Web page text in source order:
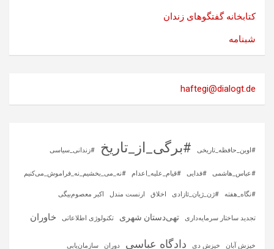
کتابخانه گفتگوهای زندان
شبنامه
haftegi@dialogt.de
#اوین_حافظه_تاریخی #برگی_از_تاریخ #زندانی_سیاسی
#عباس_هاشمی #فدایی #قیام_علیه_اعدام #نه_می_بخشیم_نه_فراموش_می‌کنیم
#نگاه_هفته #ژن_ژیان_ئازادی اخلاق ارنست مندل اکبر معصوم‌بیگی
تجدید ساختار سرمایه‌داری تهی‌دستان شهری تکنولوژی اطلاعاتی خاوران
خیزش آبان خیزش دی دادگاه عباسی دوران سازمان‌یابی